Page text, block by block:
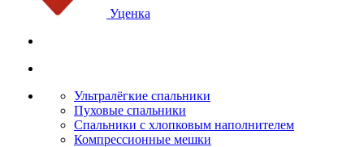
Уценка
Ультралёгкие спальники
Пуховые спальники
Спальники с хлопковым наполнителем
Компрессионные мешки